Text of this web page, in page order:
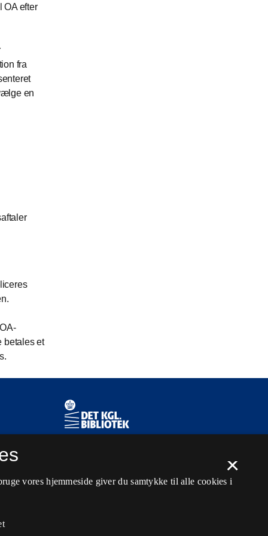
OA efter
fra
en
betales et
Kontaktinformationer
×
vores hjemmeside giver du samtykke til alle cookies i